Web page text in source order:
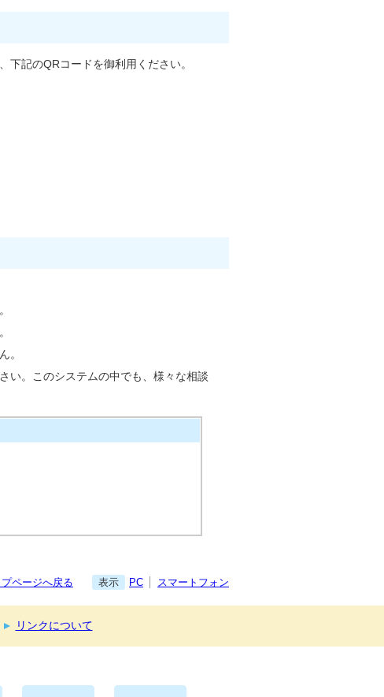
下記のQRコードを御利用ください。
。
い。このシステムの中でも、様々な相談
プページへ戻る 表示 PC スマートフォン
リンクについて